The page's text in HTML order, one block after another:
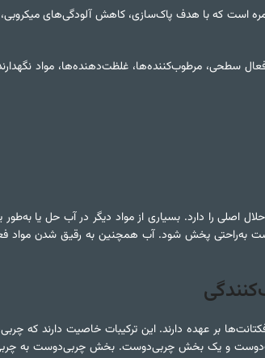
است که با هدف پاک‌سازی، کاهش آلودگی‌های
اصلی را دارد. بسیاری از مواد دیگر در آب حل یا
به‌راحتی پخش شود. آب همچنین به رقیق شدن مواد
بر عهده دارند. این ترکیبات خاصیت دارند که
و یک بخش چربی‌دوست. بخش چربی‌دوست به